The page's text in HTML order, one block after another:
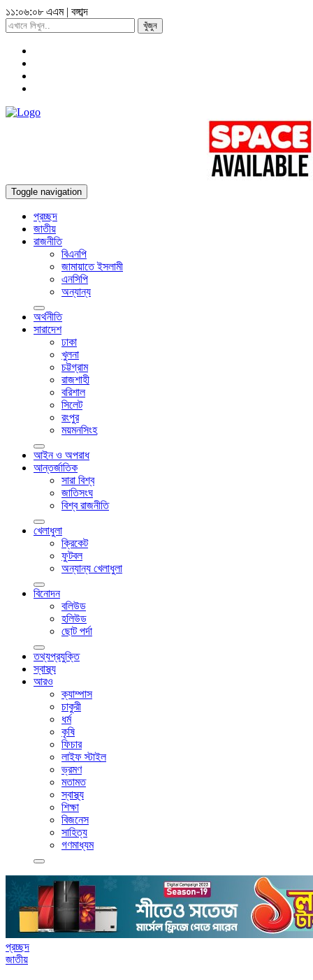
১১:০৬:১১ এএম| বঙ্গাব্দ
খুঁজুন
Toggle navigation
প্রচ্ছদ
জাতীয়
রাজনীতি
বিএনপি
জামায়াতে ইসলামী
এনসিপি
অন্যান্য
অর্থনীতি
সারাদেশ
ঢাকা
খুলনা
চট্টগ্রাম
রাজশাহী
বরিশাল
সিলেট
রংপুর
ময়মনসিংহ
আইন ও অপরাধ
আন্তর্জাতিক
সারা বিশ্ব
জাতিসংঘ
বিশ্ব রাজনীতি
খেলাধুলা
ক্রিকেট
ফুটবল
অন্যান্য খেলাধুলা
বিনোদন
বলিউড
হলিউড
ছোট পর্দা
তথ্যপ্রযুক্তি
স্বাস্থ্য
আরও
ক্যাম্পাস
চাকুরী
ধর্ম
কৃষি
ফিচার
লাইফ স্টাইল
ভ্রমণ
মতামত
স্বাস্থ্য
শিক্ষা
বিজনেস
সাহিত্য
গণমাধ্যম
প্রচ্ছদ
জাতীয়